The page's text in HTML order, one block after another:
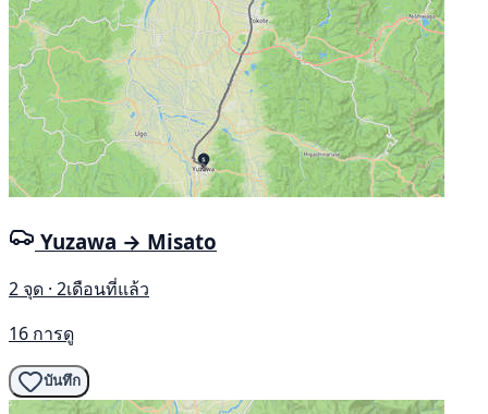
Yuzawa → Misato
2 จุด · 2เดือนที่แล้ว
16 การดู
บันทึก